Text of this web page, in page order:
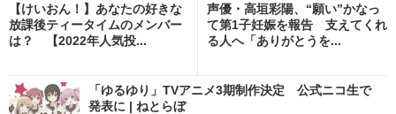
【けいおん！】あなたの好きな
放課後ティータイムのメンバー
は？ 【2022年人気投...
声優・高垣彩陽、“願い”かなっ
て第1子妊娠を報告 支えてくれ
る人へ「ありがとうを...
「ゆるゆり」TVアニメ3期制作決定 公式ニコ生で
発表に | ねとらぼ